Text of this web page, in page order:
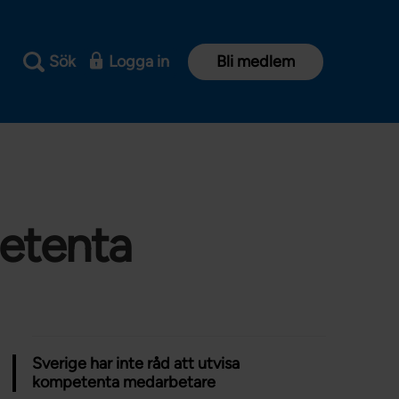
Sök Logga in Bli medlem
Sverige har inte råd att utvisa
kompetenta medarbetare